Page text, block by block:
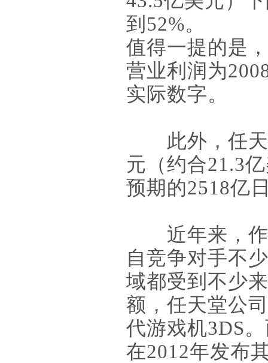
到52%。
值得一提的是
营业利润为
实际数字。
此外，任天
元（约合21.3
预期的2518亿
近年来，作
自竞争对手不
域都受到不少
额，任天堂公
代游戏机3DS
在2012年发布